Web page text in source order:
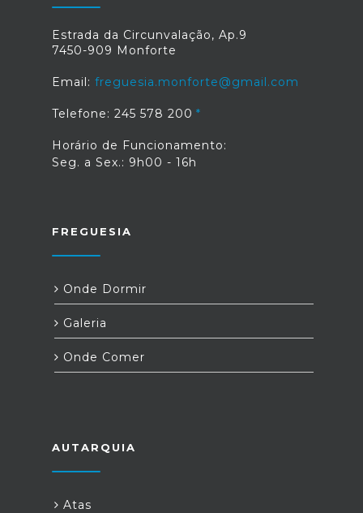
Estrada da Circunvalação, Ap.9
7450-909 Monforte
Email: freguesia.monforte@gmail.com
Telefone: 245 578 200
Horário de Funcionamento:
Seg. a Sex.: 9h00 - 16h
FREGUESIA
Onde Dormir
Galeria
Onde Comer
AUTARQUIA
Atas